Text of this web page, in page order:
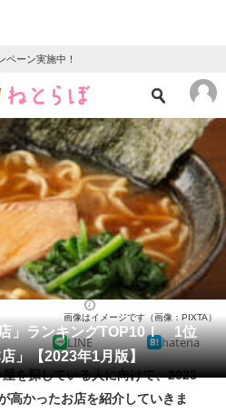
ペーン実施中！
ニュース
クイズ
地域
教育・育児
リサーチ
」ランキングTOP10！ 1位
」【2023年1月版】
画像はイメージです（画像：PIXTA）
LINE hatena
を探している人に向けて、2023
高かったお店を紹介していきま